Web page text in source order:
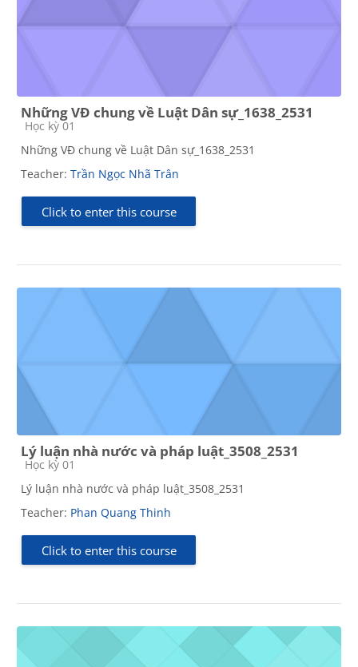
Những VĐ chung về Luật Dân sự_1638_2531
Course category
Học kỳ 01
Những VĐ chung về Luật Dân sự_1638_2531
Teacher: Trần Ngọc Nhã Trân
Click to enter this course
Lý luận nhà nước và pháp luật_3508_2531
Course category
Học kỳ 01
Lý luận nhà nước và pháp luật_3508_2531
Teacher: Phan Quang Thinh
Click to enter this course